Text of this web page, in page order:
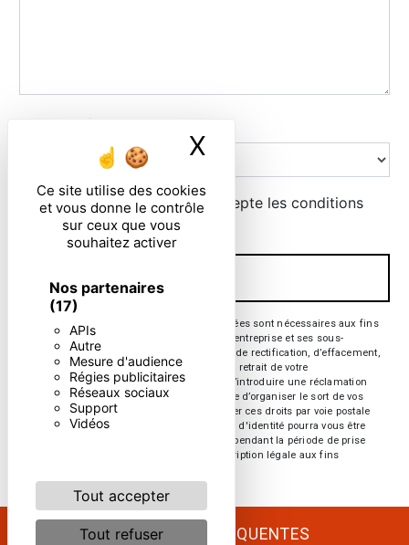
Ce site utilise des cookies
et vous donne le contrôle
sur ceux que vous
souhaitez activer
Nos partenaires
(17)
APIs
Autre
Mesure d'audience
Régies publicitaires
Réseaux sociaux
Support
Vidéos
Tout accepter
Tout refuser
X Masquer le
Combien font six plus trois
En cochant cette case, j'accepte les conditions
particulières ci-dessous **
** Les données personnelles communiquées sont nécessaires aux fins
de vous contacter. Elles sont destinées à l'entreprise et ses sous-
traitants. Vous disposez de droits d’accès, de rectification, d’effacement,
de portabilité, de limitation, d’opposition, de retrait de votre
consentement à tout moment et du droit d’introduire une réclamation
auprès d’une autorité de contrôle, ainsi que d’organiser le sort de vos
données post-mortem. Vous pouvez exercer ces droits par voie postale
ou par courrier électronique. Un justificatif d'identité pourra vous être
demandé. Nous conservons vos données pendant la période de prise
de contact puis pendant la durée de prescription légale aux fins
RECHERCHES FRÉQUENTES